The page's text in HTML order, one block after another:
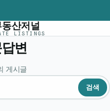
산저널
LISTINGS
변
게시글
검색